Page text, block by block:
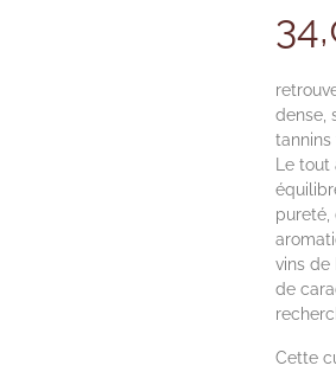
dense,
Le
pureté,
vins de
de
Cette